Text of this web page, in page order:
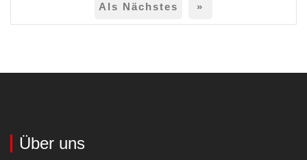
Als Nächstes »
Über uns